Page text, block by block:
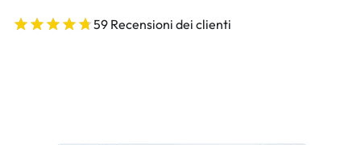
59 Recensioni dei clienti